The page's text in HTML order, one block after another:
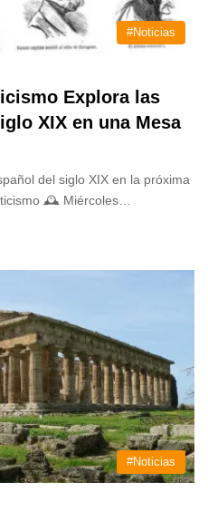
#Noticias
Explora las
XIX en una Mesa
del siglo XIX en la próxima
🕰️ Miércoles…
#Noticias